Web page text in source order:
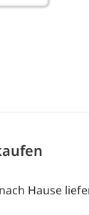
Hause